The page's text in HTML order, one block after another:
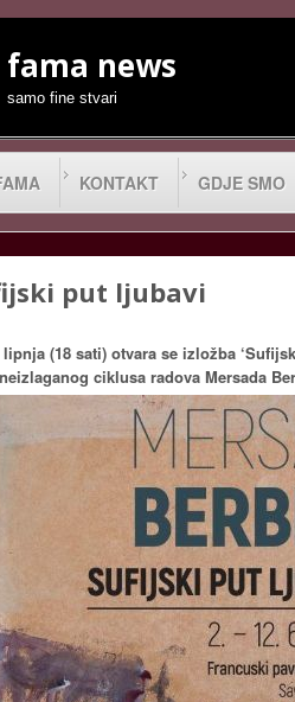
fama news
samo fine stvari
KONTAKT GDJE SMO
put ljubavi
(18 sati) otvara se izložba
ciklusa radova Mersada